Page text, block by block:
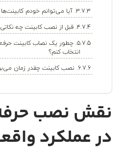
۳. آیا می‌توانم خودم کابینت‌ها را نصب کنم (DIY)؟
۴. قبل از نصب کابینت چه نکاتی را باید آماده کنم؟
۵. چطور یک نصاب کابینت
انتخاب کنم؟
۶. نصب کابینت چقدر زمان می‌برد؟
نقش نصب
در عملکرد